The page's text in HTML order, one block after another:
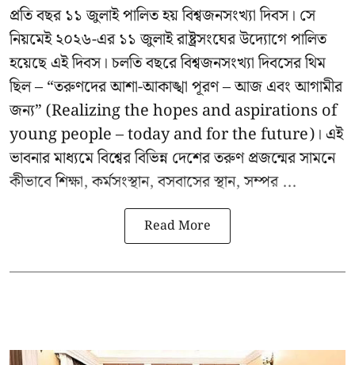
প্রতি বছর ১১ জুলাই পালিত হয় বিশ্বজনসংখ্যা দিবস। সে
নিয়মেই ২০২৬-এর ১১ জুলাই রাষ্ট্রসংঘের উদ্যোগে পালিত
হয়েছে এই দিবস। চলতি বছরে বিশ্বজনসংখ্যা দিবসের থিম
ছিল – “তরুণদের আশা-আকাঙ্খা পূরণ – আজ এবং আগামীর
জন্য” (Realizing the hopes and aspirations of
young people – today and for the future)। এই
ভাবনার মাধ্যমে বিশ্বের বিভিন্ন দেশের তরুণ প্রজন্মের সামনে
কীভাবে শিক্ষা, কর্মসংস্থান, বসবাসের স্থান, সম্পর ...
Read More